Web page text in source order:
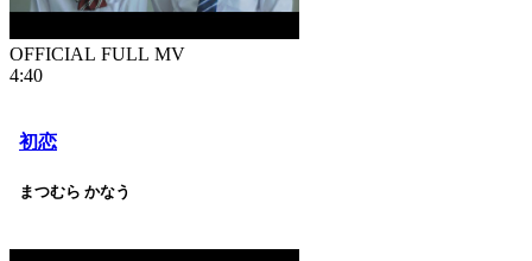
OFFICIAL FULL MV
4:40
初恋
まつむら かなう